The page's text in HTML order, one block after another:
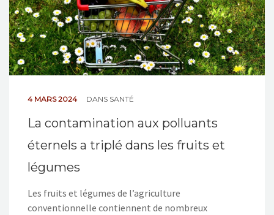
4 MARS 2024 DANS SANTÉ
La contamination aux polluants
éternels a triplé dans les fruits et
légumes
Les fruits et légumes de l’agriculture
conventionnelle contiennent de nombreux